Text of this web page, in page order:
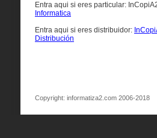
Entra aqui si eres particular:
Informatica
Entra aqui si eres distribuidor:
Distribución
Copyright: informatiza2.com 2006-2018